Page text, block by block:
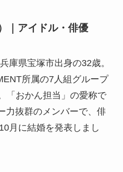
｜アイドル・俳優
庫県宝塚市出身の32歳。
所属の7人組グループ
「おかん担当」の愛称で
力抜群のメンバーで、俳
月に結婚を発表しまし